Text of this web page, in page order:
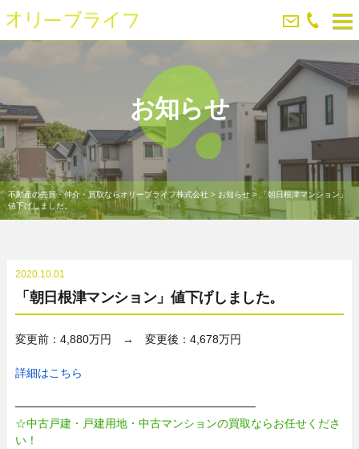
お知らせ
不動産の売買・仲介・買取ならオリーブライフ株式会社 > お知らせ> 「朝日根津マンション」
値下げしました。
2020.10.01
「朝日根津マンション」値下げしました。
変更前：4,880万円 → 変更後：4,678万円
詳細はこちら
──────────────────────────────
☆中古戸建・戸建用地・中古マンションの買取ならお任せくださ
い！